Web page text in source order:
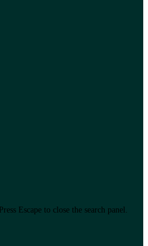
Press Escape to close the search panel.